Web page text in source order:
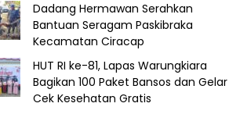
Dadang Hermawan Serahkan
Bantuan Seragam Paskibraka
Kecamatan Ciracap
HUT RI ke-81, Lapas Warungkiara
Bagikan 100 Paket Bansos dan Gelar
Cek Kesehatan Gratis